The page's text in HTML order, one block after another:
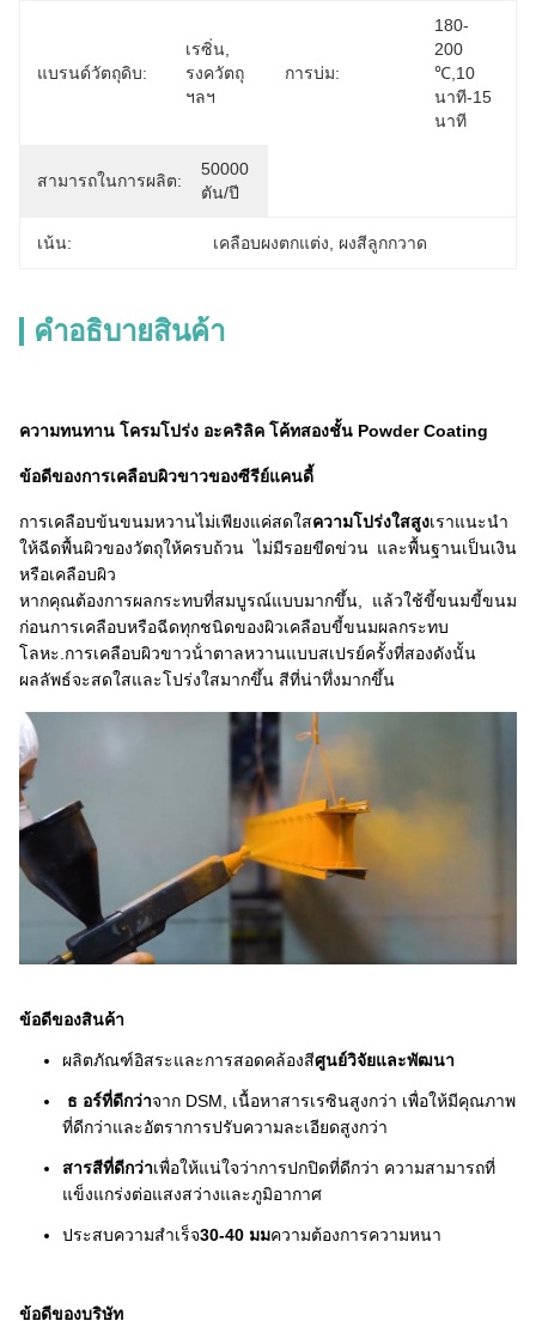
แบรนด์วัตถุดิบ:
เรซิ่น,
รงควัตถุ
ฯลฯ
การบ่ม:
180-
200
℃,10
นาที-15
นาที
สามารถในการผลิต:
50000
ตัน/ปี
เน้น: เคลือบผงตกแต่ง ผงสีลูกกวาด
คําอธิบายสินค้า
ความทนทาน โครมโปร่ง อะคริลิค โค้ทสองชั้น Powder Coating
ข้อดีของการเคลือบผิวขาวของซีรีย์แคนดี้
การเคลือบข้นขนมหวานไม่เพียงแค่สดใสความโปร่งใสสูงเราแนะนํา
ให้ฉีดพื้นผิวของวัตถุให้ครบถ้วน ไม่มีรอยขีดข่วน และพื้นฐานเป็นเงิน
หรือเคลือบผิว
หากคุณต้องการผลกระทบที่สมบูรณ์แบบมากขึ้น, แล้วใช้ขี้ขนมขี้ขนม
ก่อนการเคลือบหรือฉีดทุกชนิดของผิวเคลือบขี้ขนมผลกระทบ
โลหะ.การเคลือบผิวขาวน้ําตาลหวานแบบสเปรย์ครั้งที่สองดังนั้น
ผลลัพธ์จะสดใสและโปร่งใสมากขึ้น สีที่น่าทึ่งมากขึ้น
ข้อดีของสินค้า
ผลิตภัณฑ์อิสระและการสอดคล้องสีศูนย์วิจัยและพัฒนา
ธ อร์ที่ดีกว่าจาก DSM, เนื้อหาสารเรซินสูงกว่า เพื่อให้มีคุณภาพ
ที่ดีกว่าและอัตราการปรับความละเอียดสูงกว่า
สารสีที่ดีกว่าเพื่อให้แน่ใจว่าการปกปิดที่ดีกว่า ความสามารถที่
แข็งแกร่งต่อแสงสว่างและภูมิอากาศ
ประสบความสําเร็จ30-40 มมความต้องการความหนา
ข้อดีของบริษัท